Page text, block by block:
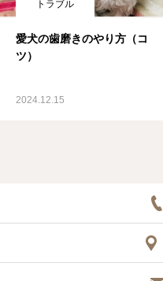
トラブル
愛犬の歯磨きのやり方（コ
ツ）
2024.12.15